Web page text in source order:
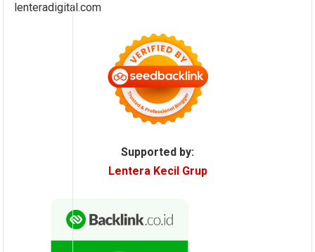
lenteradigital.com
Supported by:
Lentera Kecil Grup